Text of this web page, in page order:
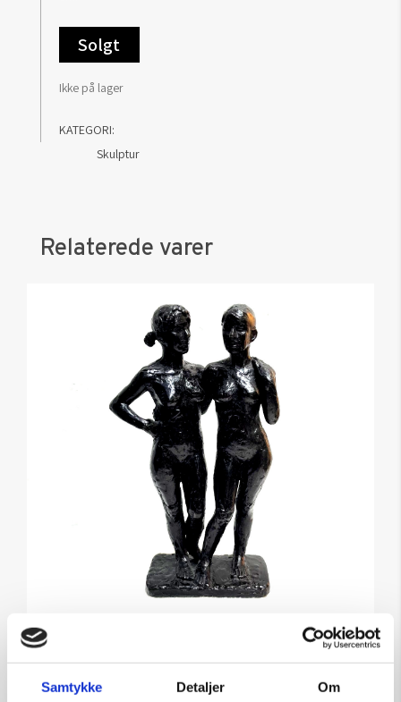
Samtykke Detaljer Om
Solgt
Ikke på lager
KATEGORI:
Skulptur
Relaterede varer
Skulptur af Lone Osmann:
Modeller